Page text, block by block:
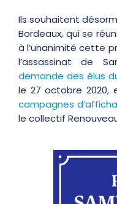
Ils souhaitent
Bordeaux, qui se
à l’unanimité cette
l’assassinat de
demande des élus
le 27 octobre
campagnes
le collectif